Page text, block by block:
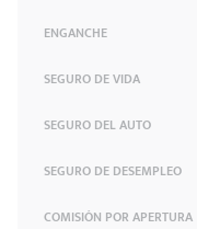
ENGANCHE
SEGURO DE VIDA
SEGURO DEL AUTO
SEGURO DE DESEMPLEO
COMISIÓN POR APERTURA